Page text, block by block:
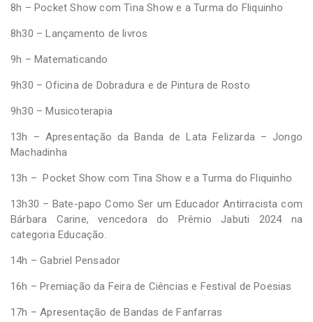
8h – Pocket Show com Tina Show e a Turma do Fliquinho
8h30 – Lançamento de livros
9h – Matematicando
9h30 – Oficina de Dobradura e de Pintura de Rosto
9h30 – Musicoterapia
13h – Apresentação da Banda de Lata Felizarda – Jongo
Machadinha
13h – Pocket Show com Tina Show e a Turma do Fliquinho
13h30 – Bate-papo Como Ser um Educador Antirracista com
Bárbara Carine, vencedora do Prêmio Jabuti 2024 na
categoria Educação.
14h – Gabriel Pensador
16h – Premiação da Feira de Ciências e Festival de Poesias
17h – Apresentação de Bandas de Fanfarras